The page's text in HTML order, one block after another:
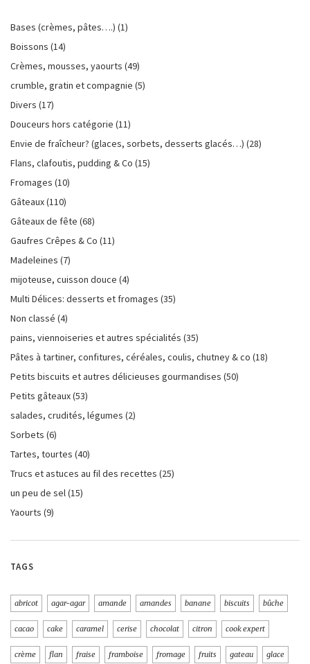
Bases (crèmes, pâtes….) (1)
Boissons (14)
Crèmes, mousses, yaourts (49)
crumble, gratin et compagnie (5)
Divers (17)
Douceurs hors catégorie (11)
Envie de fraîcheur? (glaces, sorbets, desserts glacés…) (28)
Flans, clafoutis, pudding & Co (15)
Fromages (10)
Gâteaux(110)
Gâteaux de fête (68)
Gaufres Crêpes & Co (11)
Madeleines (7)
mijoteuse, cuisson douce (4)
Multi Délices: desserts et fromages (35)
Non classé (4)
pains, viennoiseries et autres spécialités (35)
Pâtes à tartiner, confitures, céréales, coulis, chutney & co (18)
Petits biscuits et autres délicieuses gourmandises (50)
Petits gâteaux(53)
salades, crudités, légumes (2)
Sorbets (6)
Tartes, tourtes (40)
Trucs et astuces au fil des recettes (25)
un peu de sel(15)
Yaourts (9)
TAGS
abricot agar-agar amande amandes banane biscuits bûche
cacao cake caramel cerise chocolat citron cook expert
crème flan fraise framboise fromage fruits gateau glace